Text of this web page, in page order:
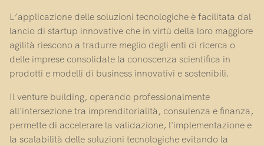
L’applicazione delle soluzioni tecnologiche è facilitata dal
lancio di startup innovative che in virtù della loro maggiore
agilità riescono a tradurre meglio degli enti di ricerca o
delle imprese consolidate la conoscenza scientifica in
prodotti e modelli di business innovativi e sostenibili.
Il venture building, operando professionalmente
all'intersezione tra imprenditorialità, consulenza e finanza,
permette di accelerare la validazione, l'implementazione e
la scalabilità delle soluzioni tecnologiche evitando la